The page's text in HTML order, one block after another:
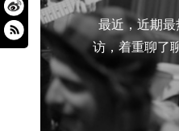
最近，近期
访，着重聊了